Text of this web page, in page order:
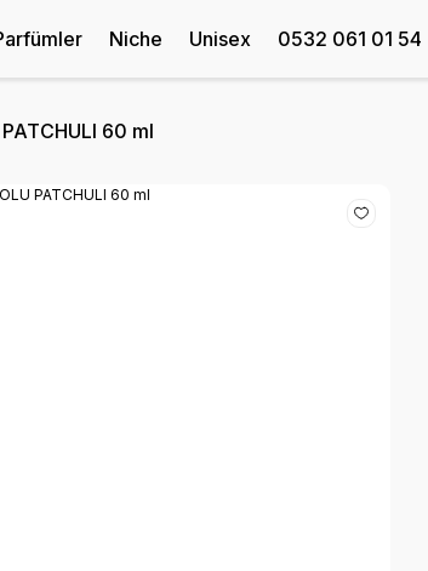
Niche Unisex 0532 061 01 54
60 ml